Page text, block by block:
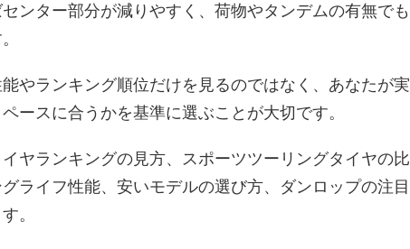
ンター部分が減りやすく、荷物やタンデムの有無でも
やランキング順位だけを見るのではなく、 あなたが実
ースに合うかを基準に選ぶことが大切です。
ヤランキングの見方、スポーツツーリングタイヤの比
ライフ性能、安いモデルの選び方、ダンロップの注目
。